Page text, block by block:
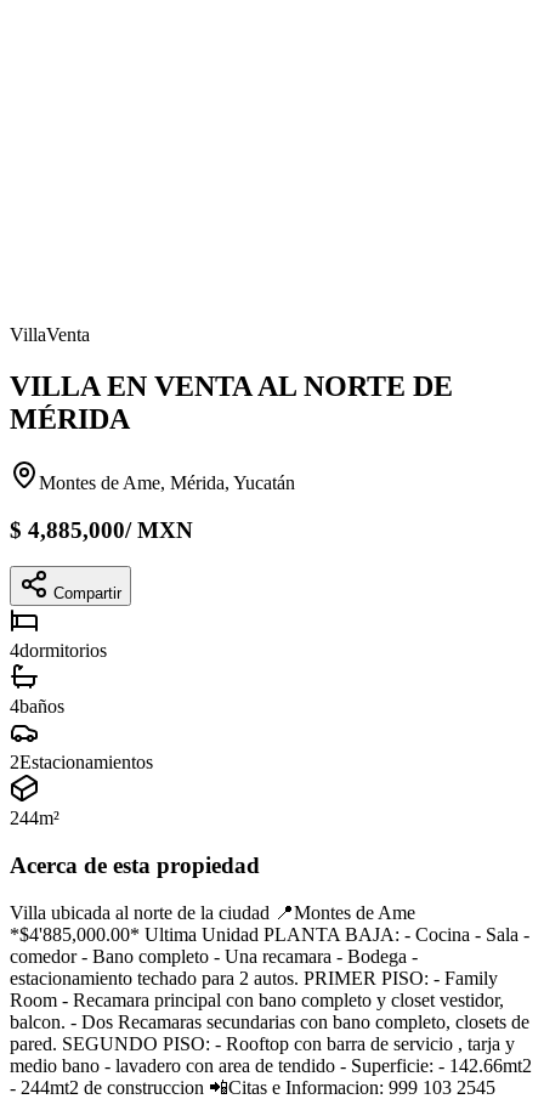
VillaVenta
VILLA EN VENTA AL NORTE DE
MÉRIDA
Montes de Ame, Mérida, Yucatán
$ 4,885,000/MXN
Compartir
4dormitorios
4baños
2Estacionamientos
244m²
Acerca de esta propiedad
Villa ubicada al norte de la ciudad 📍Montes de Ame
*$4'885,000.00* Ultima Unidad PLANTA BAJA: - Cocina - Sala -
comedor - ⁠Bano completo - ⁠Una recamara - Bodega -
⁠estacionamiento techado para 2 autos. PRIMER PISO: - Family
Room - Recamara principal con bano completo y closet vestidor,
balcon. - ⁠Dos Recamaras secundarias con bano completo, closets de
pared. SEGUNDO PISO: - ⁠Rooftop con barra de servicio , tarja y
medio bano - ⁠lavadero con area de tendido - Superficie: - 142.66mt2
- 244mt2 de construccion 📲Citas e Informacion: 999 103 2545